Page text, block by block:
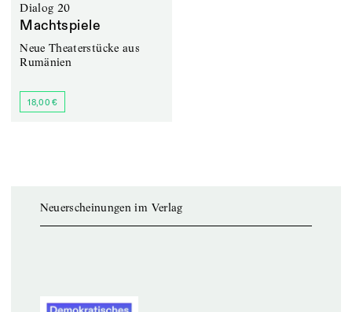
Dialog 20
Machtspiele
Neue Theaterstücke aus
Rumänien
18,00 €
Neuerscheinungen im Verlag